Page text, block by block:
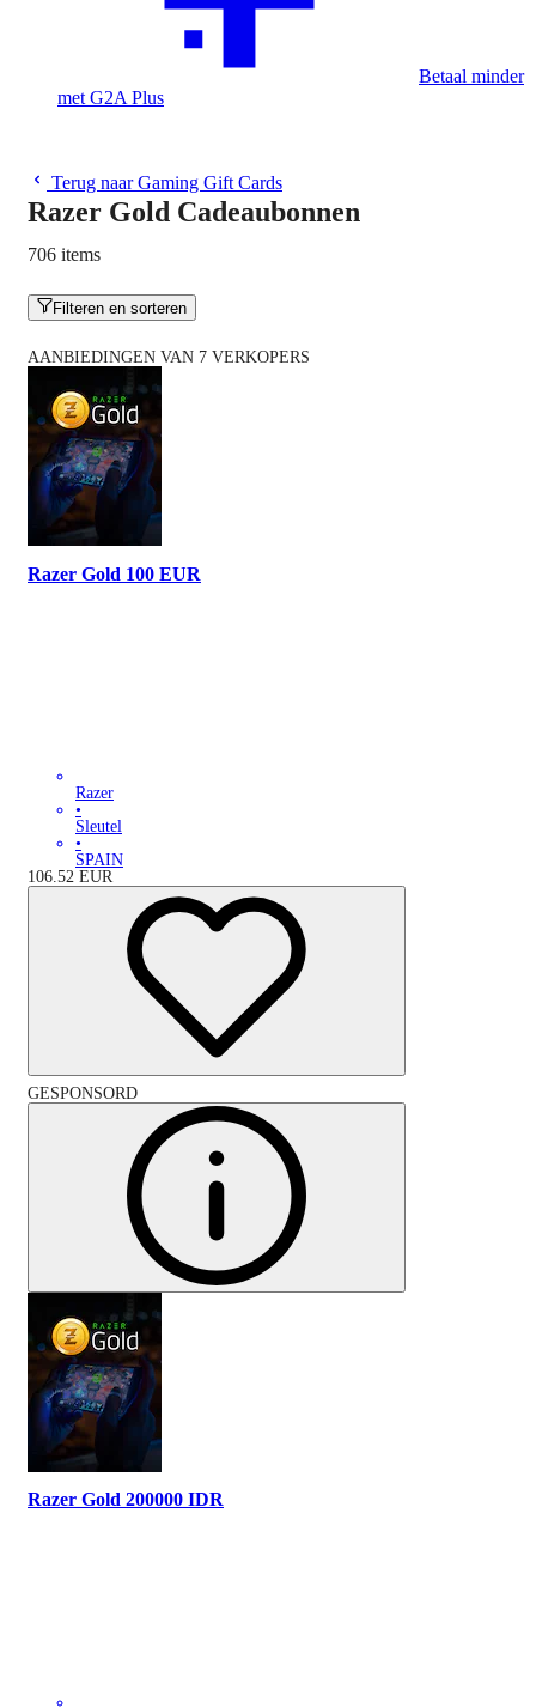
Betaal minder
met G2A Plus
Terug naar Gaming Gift Cards
Razer Gold Cadeaubonnen
706 items
Filteren en sorteren
AANBIEDINGEN VAN 7 VERKOPERS
Razer Gold 100 EUR
Razer
•
Sleutel
•
SPAIN
106.52 EUR
GESPONSORD
Razer Gold 200000 IDR